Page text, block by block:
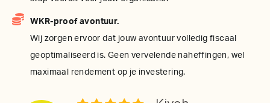
WKR-proof avontuur.
Wij zorgen ervoor dat jouw avontuur volledig fiscaal
geoptimaliseerd is. Geen vervelende naheffingen, wel
maximaal rendement op je investering.